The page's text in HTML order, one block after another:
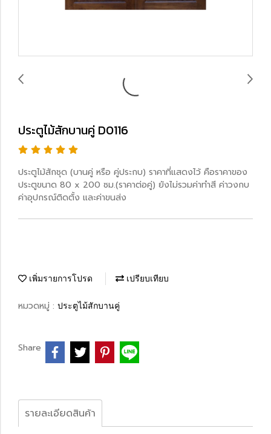
ประตูไม้สักบานคู่ D0116
ประตูไม้สักชุด (บานคู่ หรือ คู่ประกบ) ราคาที่แสดงไว้ คือราคาของ
ประตูขนาด 80 x 200 ซม.(ราคาต่อคู่) ยังไม่รวมค่าทำสี ค่าวงกบ
ค่าอุปกรณ์ติดตั้ง และค่าขนส่ง
เพิ่มรายการโปรด เปรียบเทียบ
หมวดหมู่ : ประตูไม้สักบานคู่
Share
รายละเอียดสินค้า